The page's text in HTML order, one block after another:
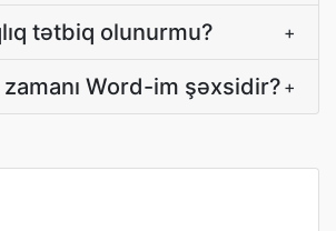
tətbiq olunurmu? +
Word-im şəxsidir? +